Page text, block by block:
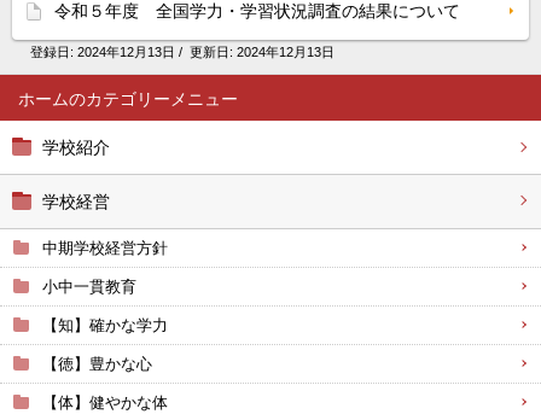
ホーム
学校紹介
学校経営
中期学校経営方針
小中一貫教育
【知】確かな学力
【徳】豊かな心
【体】健やかな体
令和５年度 全国学力・学習状況調査の結果について
登録日: 2024年12月13日 / 更新日: 2024年12月13日